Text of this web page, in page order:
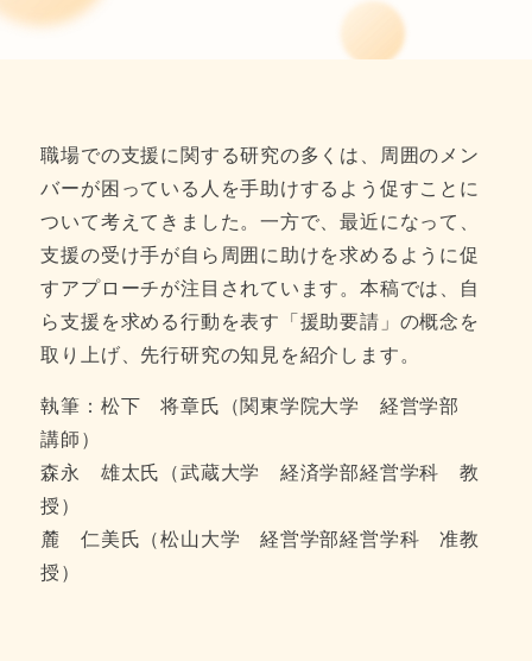
職場での支援に関する研究の多くは、周囲のメン
バーが困っている人を手助けするよう促すことに
ついて考えてきました。一方で、最近になって、
支援の受け手が自ら周囲に助けを求めるように促
すアプローチが注目されています。本稿では、自
ら支援を求める行動を表す「援助要請」の概念を
取り上げ、先行研究の知見を紹介します。
執筆：松下 将章氏（関東学院大学 経営学部
講師）
森永 雄太氏（武蔵大学 経済学部経営学科 教
授）
麓 仁美氏（松山大学 経営学部経営学科 准教
授）